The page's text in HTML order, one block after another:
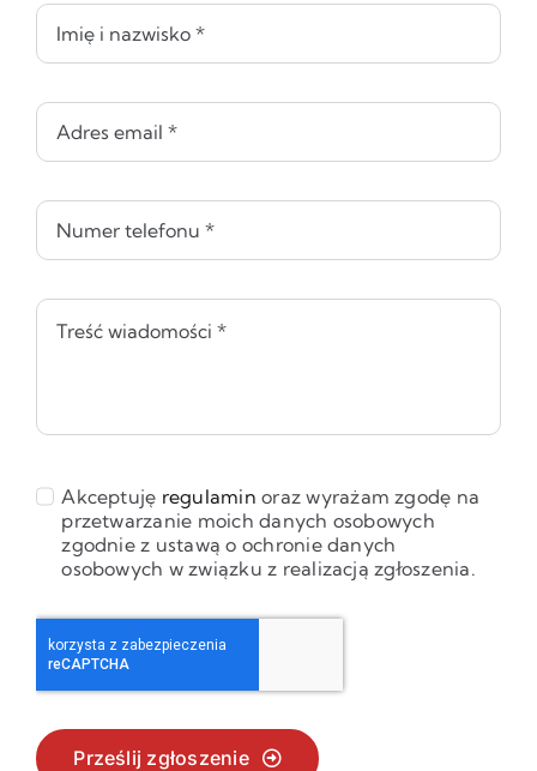
Akceptuję regulamin oraz wyrażam zgodę na
przetwarzanie moich danych osobowych
zgodnie z ustawą o ochronie danych
osobowych w związku z realizacją zgłoszenia.
Prześlij zgłoszenie